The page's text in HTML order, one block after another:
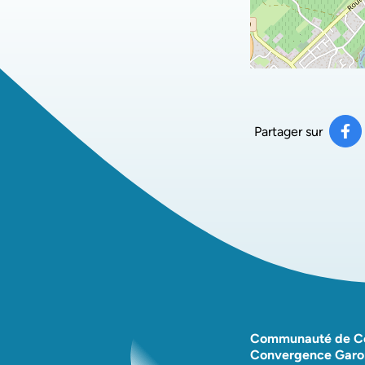
Partager sur
Communauté de
Convergence